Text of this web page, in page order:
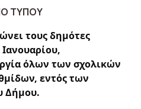
ΤΥΠΟΥ
τους δημότες
όλων των σχολικών
εντός των
Δήμου.